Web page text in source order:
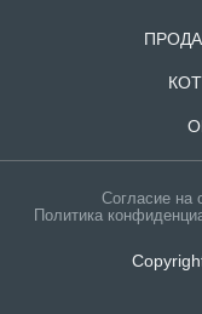
Согласие на
Политика